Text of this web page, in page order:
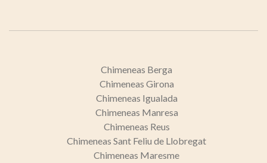
Chimeneas Berga
Chimeneas Girona
Chimeneas Igualada
Chimeneas Manresa
Chimeneas Reus
Chimeneas Sant Feliu de Llobregat
Chimeneas Maresme